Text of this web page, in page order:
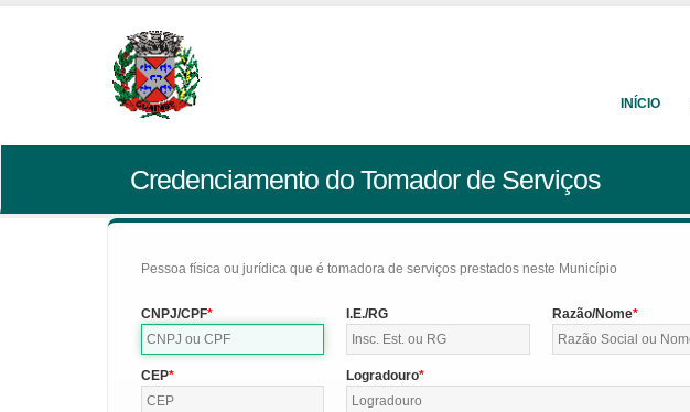
INÍCIO
Credenciamento do Tomador de Serviços
Pessoa física ou jurídica que é tomadora de serviços prestados neste Município
CNPJ/CPF I.E./RG Razão/Nome
CEP Logradouro